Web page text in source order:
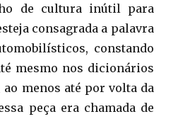
de cultura inútil para
consagrada a palavra
constando
mesmo nos dicionários
ao menos até por volta da
peça era chamada de